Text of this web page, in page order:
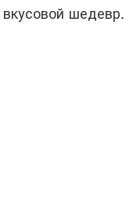
шедевр.